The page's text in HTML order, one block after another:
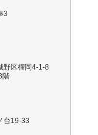
3
野区榴岡4-1-8
階
台19-33